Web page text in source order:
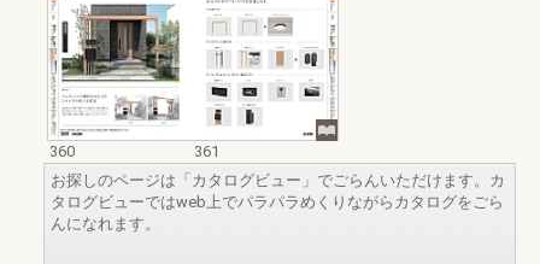
360
361
お探しのページは「カタログビュー」でごらんいただけます。カ
タログビューではweb上でパラパラめくりながらカタログをごら
んになれます。